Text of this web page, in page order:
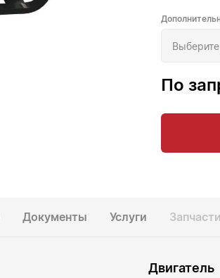
По
Документы Услуги Запчасти
Двигатель